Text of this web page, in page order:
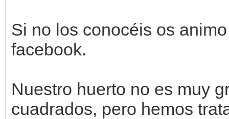
Si no los conocéis os
facebook.
Nuestro huerto no es muy
cuadrados, pero hemos